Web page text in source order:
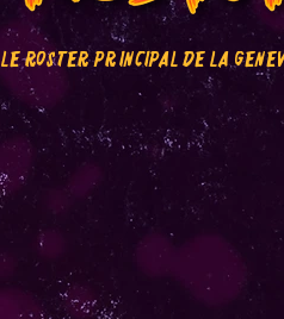
le roster principal de la